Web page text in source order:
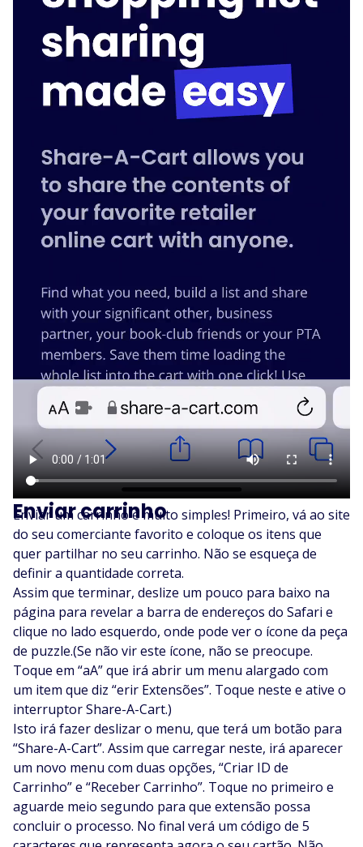
Enviar carrinho
Enviar um carrinho é muito simples! Primeiro, vá ao site
do seu comerciante favorito e coloque os itens que
quer partilhar no seu carrinho. Não se esqueça de
definir a quantidade correta.
Assim que terminar, deslize um pouco para baixo na
página para revelar a barra de endereços do Safari e
clique no lado esquerdo, onde pode ver o ícone da peça
de puzzle.(Se não vir este ícone, não se preocupe.
Toque em “aA” que irá abrir um menu alargado com
um item que diz “erir Extensões”. Toque neste e ative o
interruptor Share-A-Cart.)
Isto irá fazer deslizar o menu, que terá um botão para
“Share-A-Cart”. Assim que carregar neste, irá aparecer
um novo menu com duas opções, “Criar ID de
Carrinho” e “Receber Carrinho”. Toque no primeiro e
aguarde meio segundo para que extensão possa
concluir o processo. No final verá um código de 5